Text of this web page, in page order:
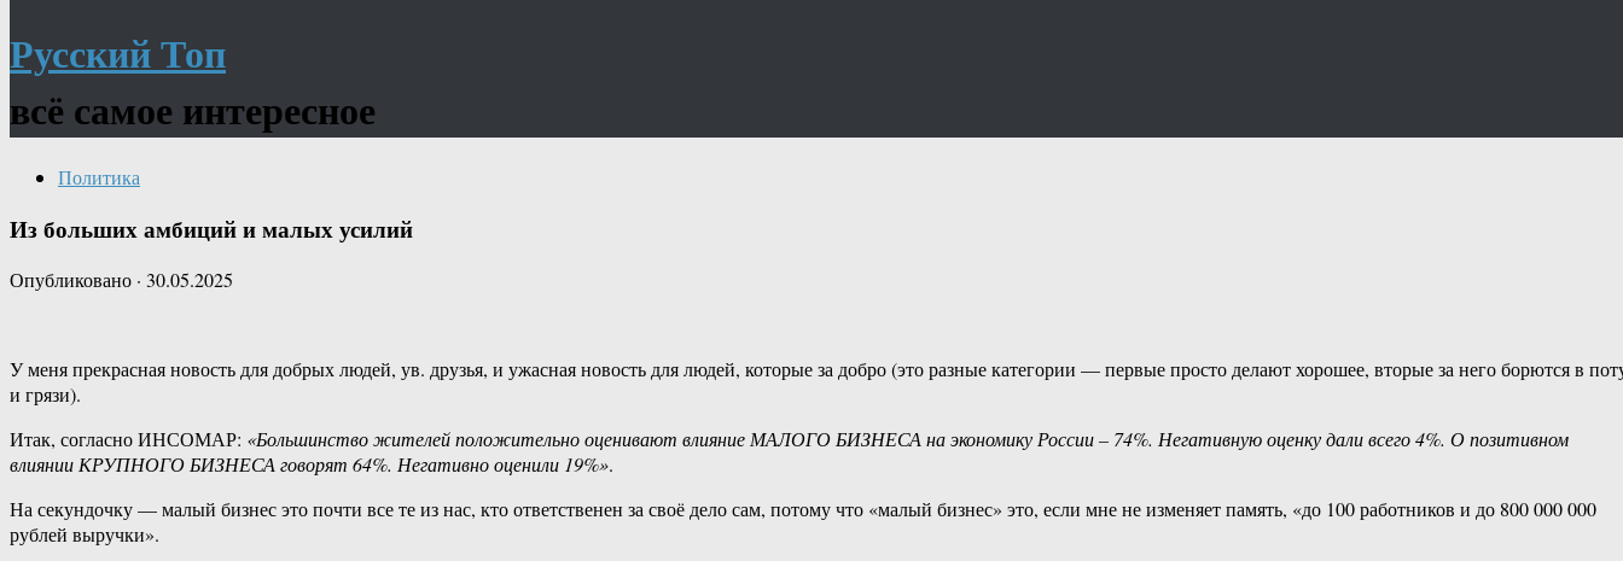
Русский Топ
всё самое интересное
Политика
Из больших амбиций и малых усилий
Опубликовано · 30.05.2025
У меня прекрасная новость для добрых людей, ув. друзья, и ужасная новость для людей, которые за добро (это разные категории — первые просто делают хорошее, вторые за него борются в
и грязи).
Итак, согласно ИНСОМАР: «Большинство жителей положительно оценивают влияние МАЛОГО БИЗНЕСА на экономику России – 74%. Негативную оценку дали всего 4%. О позитивном
влиянии КРУПНОГО БИЗНЕСА говорят 64%. Негативно оценили 19%».
На секундочку — малый бизнес это почти все те из нас, кто ответственен за своё дело сам, потому что «малый бизнес» это, если мне не изменяет память, «до 100 работников и до 800 000 000
рублей выручки».